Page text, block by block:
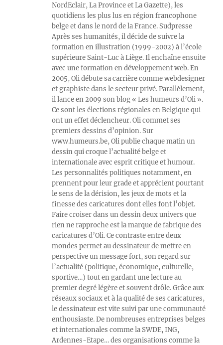
NordEclair, La Province et La Gazette), les
quotidiens les plus lus en région francophone
belge et dans le nord de la France. Sudpresse
Après ses humanités, il décide de suivre la
formation en illustration (1999-2002) à l’école
supérieure Saint-Luc à Liège. Il enchaîne ensuite
avec une formation en développement web. En
2005, Oli débute sa carrière comme webdesigner
et graphiste dans le secteur privé. Parallèlement,
il lance en 2009 son blog « Les humeurs d’Oli ».
Ce sont les élections régionales en Belgique qui
ont un effet déclencheur. Oli commet ses
premiers dessins d’opinion. Sur
www.humeurs.be, Oli publie chaque matin un
dessin qui croque l’actualité belge et
internationale avec esprit critique et humour.
Les personnalités politiques notamment, en
prennent pour leur grade et apprécient pourtant
le sens de la dérision, les jeux de mots et la
finesse des caricatures dont elles font l’objet.
Faire croiser dans un dessin deux univers que
rien ne rapproche est la marque de fabrique des
caricatures d’Oli. Ce contraste entre deux
mondes permet au dessinateur de mettre en
perspective un message fort, son regard sur
l’actualité (politique, économique, culturelle,
sportive…) tout en gardant une lecture au
premier degré légère et souvent drôle. Grâce aux
réseaux sociaux et à la qualité de ses caricatures,
le dessinateur est vite suivi par une communauté
enthousiaste. De nombreuses entreprises belges
et internationales comme la SWDE, ING,
Ardennes-Etape… des organisations comme la